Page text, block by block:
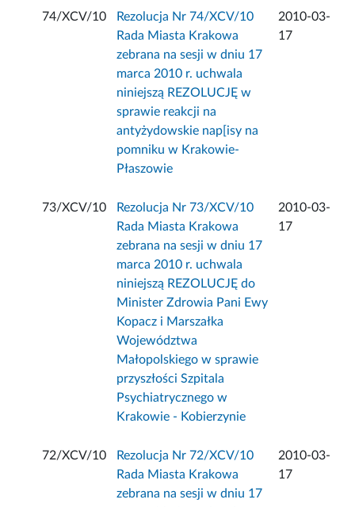
74/XCV/10
Rezolucja Nr 74/XCV/10
Rada Miasta Krakowa
zebrana na sesji w dniu 17
marca 2010 r. uchwala
niniejszą REZOLUCJĘ w
sprawie reakcji na
antyżydowskie nap[isy na
pomniku w Krakowie-
Płaszowie
2010-03-
17
73/XCV/10
Rezolucja Nr 73/XCV/10
Rada Miasta Krakowa
zebrana na sesji w dniu 17
marca 2010 r. uchwala
niniejszą REZOLUCJĘ do
Minister Zdrowia Pani Ewy
Kopacz i Marszałka
Województwa
Małopolskiego w sprawie
przyszłości Szpitala
Psychiatrycznego w
Krakowie - Kobierzynie
2010-03-
17
72/XCV/10
Rezolucja Nr 72/XCV/10
Rada Miasta Krakowa
zebrana na sesji w dniu 17
2010-03-
17